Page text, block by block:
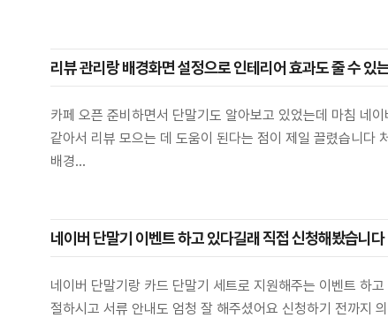
리뷰 관리랑 배경화면 설정으로 인테리어 효과도 줄 수 있
카페 오픈 준비하면서 단말기도 알아보고 있었는데 마침 네
같아서 리뷰 모으는 데 도움이 된다는 점이 제일 끌렸습니다
배경...
네이버 단말기 이벤트 하고 있다길래 직접 신청해봤습니다
네이버 단말기랑 카드 단말기 세트로 지원해주는 이벤트 하
절하시고 서류 안내도 엄청 잘 해주셨어요 신청하기 전까지